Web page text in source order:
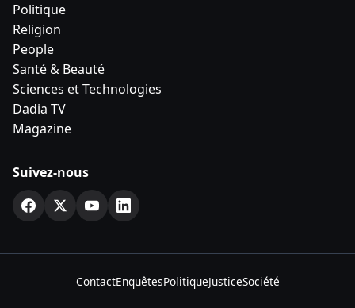
Politique
Religion
People
Santé & Beauté
Sciences et Technologies
Dadia TV
Magazine
Suivez-nous
ContactEnquêtesPolitiqueJusticeSociété